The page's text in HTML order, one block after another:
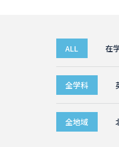
ALL 在
全学科
全地域